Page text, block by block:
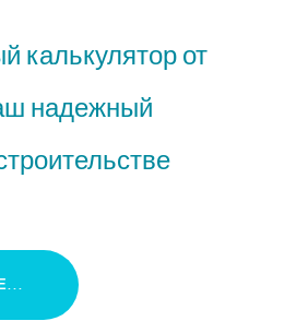
калькулятор от
надежный